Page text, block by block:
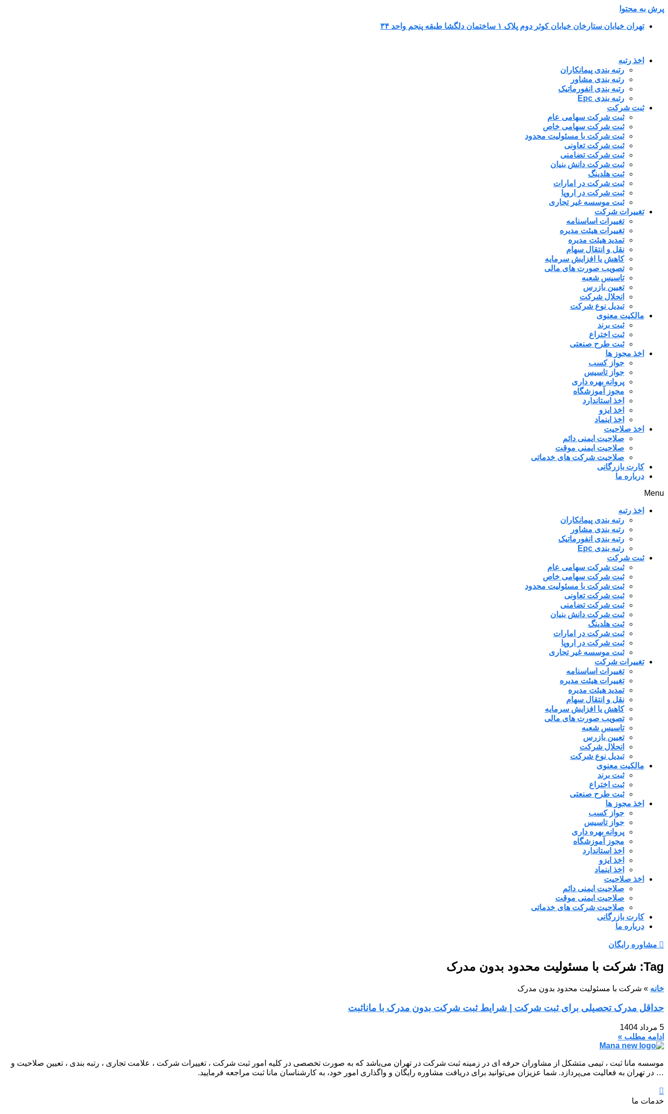
پرش به محتوا
تهران خیابان ستارخان خیابان کوثر دوم پلاک ۱ ساختمان دلگشا طبقه پنجم واحد ۳۴
اخذ رتبه
رتبه بندی پیمانکاران
رتبه بندی مشاور
رتبه بندی انفورماتیک
رتبه بندی Epc
ثبت شرکت
ثبت شرکت سهامی عام
ثبت شرکت سهامی خاص
ثبت شرکت با مسئولیت محدود
ثبت شرکت تعاونی
ثبت شرکت تضامنی
ثبت شرکت دانش بنیان
ثبت هلدینگ
ثبت شرکت در امارات
ثبت شرکت در اروپا
ثبت موسسه غیر تجاری
تغییرات شرکت
تغییرات اساسنامه
تغییرات هیئت مدیره
تمدید هیئت مدیره
نقل و انتقال سهام
کاهش یا افزایش سرمایه
تصویب صورت های مالی
تاسیس شعبه
تعیین بازرس
انحلال شرکت
تبدیل نوع شرکت
مالکیت معنوی
ثبت برند
ثبت اختراع
ثبت طرح صنعتی
اخذ مجوز ها
جواز کسب
جواز تاسیس
پروانه بهره داری
مجوز آموزشگاه
اخذ استاندارد
اخذ ایزو
اخذ اینماد
اخذ صلاحیت
صلاحیت ایمنی دائم
صلاحیت ایمنی موقت
صلاحیت شرکت های خدماتی
کارت بازرگانی
درباره ما
Menu
اخذ رتبه
رتبه بندی پیمانکاران
رتبه بندی مشاور
رتبه بندی انفورماتیک
رتبه بندی Epc
ثبت شرکت
ثبت شرکت سهامی عام
ثبت شرکت سهامی خاص
ثبت شرکت با مسئولیت محدود
ثبت شرکت تعاونی
ثبت شرکت تضامنی
ثبت شرکت دانش بنیان
ثبت هلدینگ
ثبت شرکت در امارات
ثبت شرکت در اروپا
ثبت موسسه غیر تجاری
تغییرات شرکت
تغییرات اساسنامه
تغییرات هیئت مدیره
تمدید هیئت مدیره
نقل و انتقال سهام
کاهش یا افزایش سرمایه
تصویب صورت های مالی
تاسیس شعبه
تعیین بازرس
انحلال شرکت
تبدیل نوع شرکت
مالکیت معنوی
ثبت برند
ثبت اختراع
ثبت طرح صنعتی
اخذ مجوز ها
جواز کسب
جواز تاسیس
پروانه بهره داری
مجوز آموزشگاه
اخذ استاندارد
اخذ ایزو
اخذ اینماد
اخذ صلاحیت
صلاحیت ایمنی دائم
صلاحیت ایمنی موقت
صلاحیت شرکت های خدماتی
کارت بازرگانی
درباره ما
مشاوره رایگان
Tag: شرکت با مسئولیت محدود بدون مدرک
خانه » شرکت با مسئولیت محدود بدون مدرک
حداقل مدرک تحصیلی برای ثبت شرکت | شرایط ثبت شرکت بدون مدرک با ماناثبت
5 مرداد 1404
ادامه مطلب »
موسسه مانا ثبت ، تیمی متشکل از مشاوران حرفه ای در زمینه ثبت شرکت در تهران می‌باشد که به صورت تخصصی در کلیه امور ثبت شرکت ، تغییرات شرکت ، علامت تجاری ، رتبه بندی ، تعیین صلاحیت و
… در تهران به فعالیت می‌پردازد. شما عزیزان می‌توانید برای دریافت مشاوره رایگان و واگذاری امور خود، به کارشناسان مانا ثبت مراجعه فرمایید.
خدمات ما